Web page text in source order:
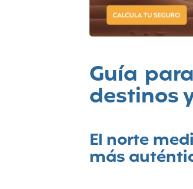
Guía
destinos
El norte
más